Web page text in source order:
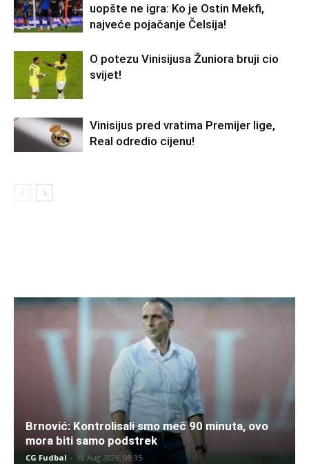
uopšte ne igra: Ko je Ostin Mekfi,
najveće pojačanje Čelsija!
O potezu Vinisijusa Žuniora bruji cio
svijet!
Vinisijus pred vratima Premijer lige,
Real odredio cijenu!
Brnović: Kontrolisali smo meč 90 minuta, ovo
mora biti samo podstrek
CG Fudbal - 10 Aug 2026. 08:35